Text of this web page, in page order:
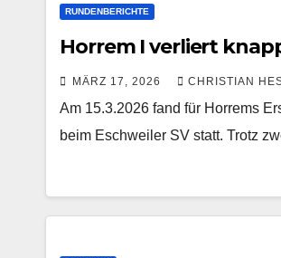
RUNDENBERICHTE
Horrem I verliert
MÄRZ 17, 2026 CHRISTIAN
Am 15.3.2026 fand für Horrems
beim Eschweiler SV statt. Trotz